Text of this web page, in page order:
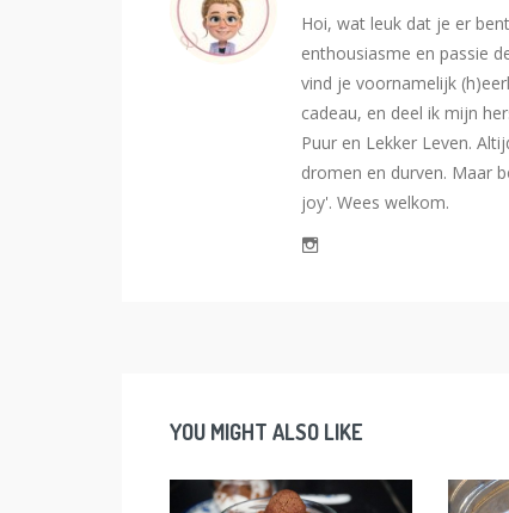
Hoi, wat leuk dat je er
enthousiasme en passie
vind je voornamelijk
cadeau, en deel ik mijn
Puur en Lekker Leven.
dromen en durven. Maar
joy'. Wees welkom.
YOU MIGHT ALSO LIKE